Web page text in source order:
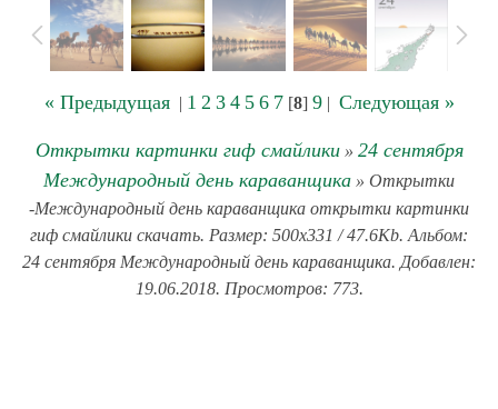
« Предыдущая| 1 2 3 4 5 6 7[8] 9| Следующая »
Открытки картинки гиф смайлики» 24 сентября
Международный день караванщика » Открытки
-Международный день караванщика открытки картинки
гиф смайлики скачать. Размер: 500x331 / 47.6Kb. Альбом:
24 сентября Международный день караванщика. Добавлен:
19.06.2018. Просмотров: 773.